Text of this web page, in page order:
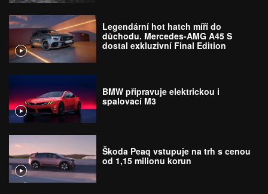
Legendární hot hatch míří do
důchodu. Mercedes-AMG A45 S
dostal exkluzivní Final Edition
BMW připravuje elektrickou i
spalovací M3
Škoda Peaq vstupuje na trh s cenou
od 1,15 milionu korun